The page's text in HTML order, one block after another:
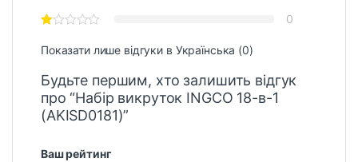
0
Показати лише відгуки в Українська (0)
Будьте першим, хто залишить відгук
про “Набір викруток INGCO 18-в-1
(AKISD0181)”
Ваш рейтинг